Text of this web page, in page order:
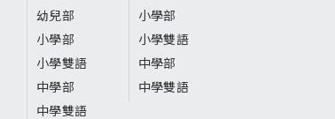
幼兒部
小學部
小學雙語
中學部
中學雙語
小學部
小學雙語
中學部
中學雙語